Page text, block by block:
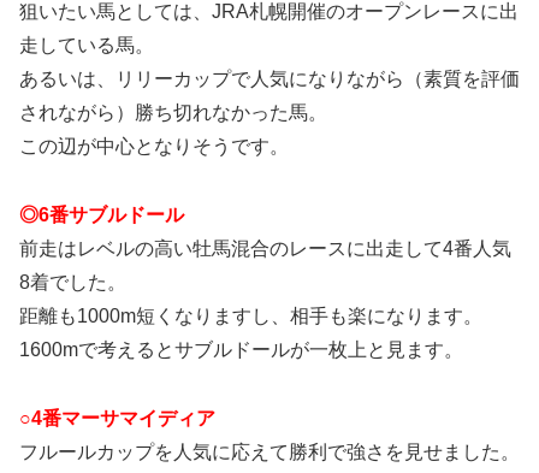
狙いたい馬としては、JRA札幌開催のオープンレースに出
走している馬。
あるいは、リリーカップで人気になりながら（素質を評価
されながら）勝ち切れなかった馬。
この辺が中心となりそうです。
◎6番サブルドール
前走はレベルの高い牡馬混合のレースに出走して4番人気
8着でした。
距離も1000m短くなりますし、相手も楽になります。
1600mで考えるとサブルドールが一枚上と見ます。
○4番マーサマイディア
フルールカップを人気に応えて勝利で強さを見せました。